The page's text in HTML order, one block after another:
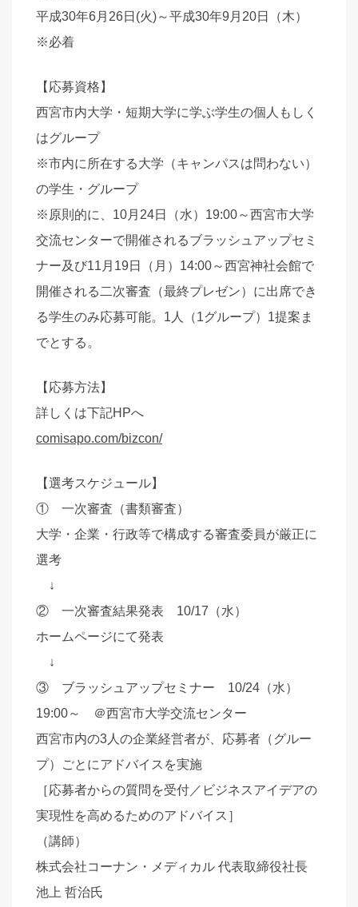
平成30年6月26日(火)～平成30年9月20日（木）
※必着
【応募資格】
西宮市内大学・短期大学に学ぶ学生の個人もしく
はグループ
※市内に所在する大学（キャンパスは問わない）
の学生・グループ
※原則的に、10月24日（水）19:00～西宮市大学
交流センターで開催されるブラッシュアップセミ
ナー及び11月19日（月）14:00～西宮神社会館で
開催される二次審査（最終プレゼン）に出席でき
る学生のみ応募可能。1人（1グループ）1提案ま
でとする。
【応募方法】
詳しくは下記HPへ
comisapo.com/bizcon/
【選考スケジュール】
① 一次審査（書類審査）
大学・企業・行政等で構成する審査委員が厳正に
選考
↓
② 一次審査結果発表 10/17（水）
ホームページにて発表
↓
③ ブラッシュアップセミナー 10/24（水）
19:00～ ＠西宮市大学交流センター
西宮市内の3人の企業経営者が、応募者（グルー
プ）ごとにアドバイスを実施
［応募者からの質問を受付／ビジネスアイデアの
実現性を高めるためのアドバイス］
（講師）
株式会社コーナン・メディカル 代表取締役社長
池上 哲治氏